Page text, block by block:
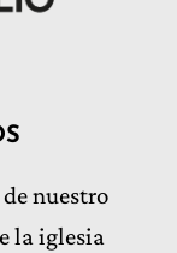
nuestro
la iglesia